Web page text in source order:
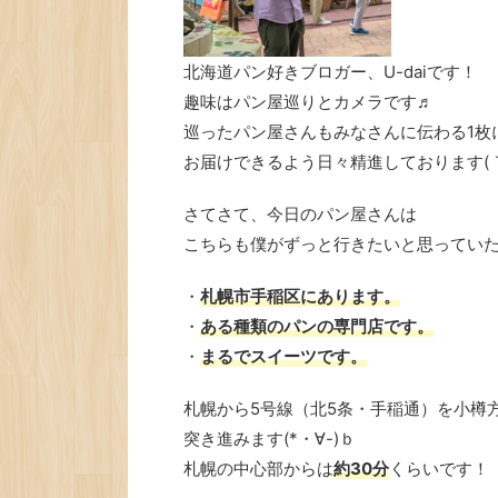
北海道パン好きブロガー、U-daiです！
趣味はパン屋巡りとカメラです♬
巡ったパン屋さんもみなさんに伝わる1枚
お届けできるよう日々精進しております(
さてさて、今日のパン屋さんは
こちらも僕がずっと行きたいと思ってい
・ 札幌市手稲区にあります。
・ ある種類のパンの専門店です。
・ まるでスイーツです。
札幌から5号線（北5条・手稲通）を小樽
突き進みます(*・∀-)ｂ
札幌の中心部からは約30分くらいです！